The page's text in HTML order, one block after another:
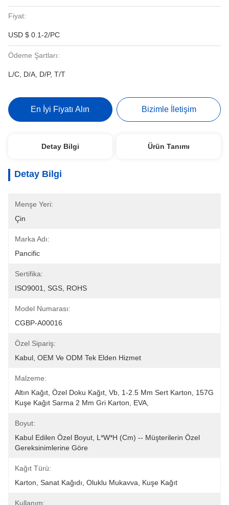
Fiyat:
USD $ 0.1-2/PC
Ödeme Şartları:
L/C, D/A, D/P, T/T
En İyi Fiyatı Alın Bizimle İletişim
Detay Bilgi Ürün Tanımı
Detay Bilgi
Menşe Yeri:
Çin
Marka Adı:
Pancific
Sertifika:
ISO9001, SGS, ROHS
Model Numarası:
CGBP-A00016
Özel Sipariş:
Kabul, OEM Ve ODM Tek Elden Hizmet
Malzeme:
Altın Kağıt, Özel Doku Kağıt, Vb, 1-2.5 Mm Sert Karton, 157G
Kuşe Kağıt Sarma 2 Mm Gri Karton, EVA,
Boyut:
Kabul Edilen Özel Boyut, L*W*H (cm) -- Müşterilerin Özel
Gereksinimlerine Göre
Kağıt Türü:
Karton, Sanat Kağıdı, Oluklu Mukavva, Kuşe Kağıt
Kullanım: